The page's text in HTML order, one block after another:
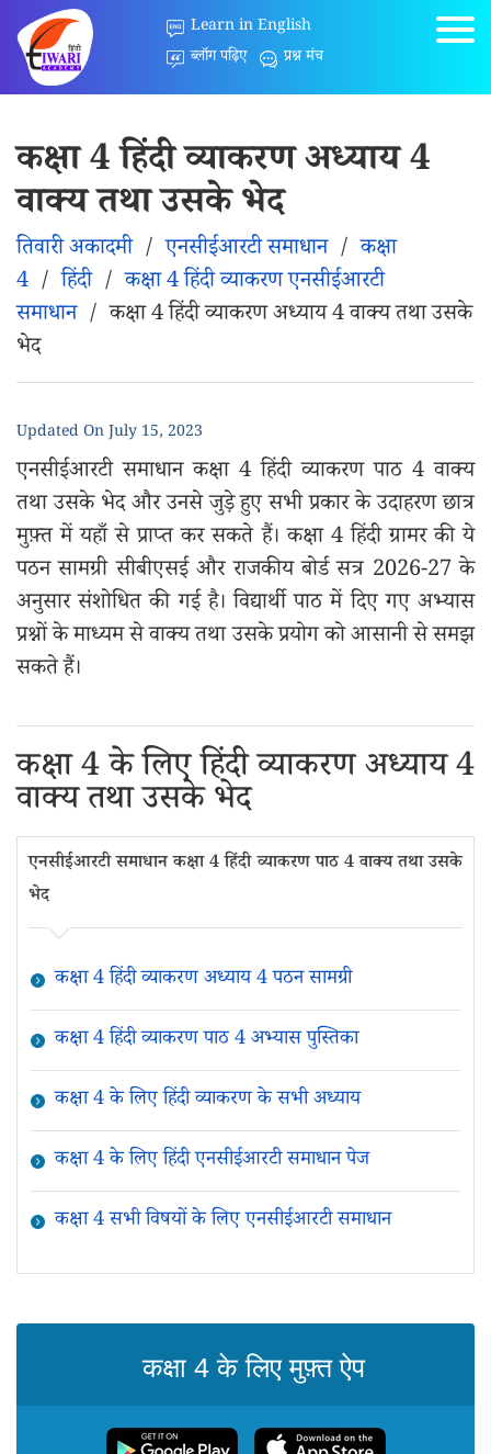
Learn in English
ब्लॉग पढ़िए
प्रश्न मंच
कक्षा 4 हिंदी व्याकरण अध्याय 4
वाक्य तथा उसके भेद
तिवारी अकादमी/एनसीईआरटी समाधान/कक्षा
4 /हिंदी/कक्षा 4 हिंदी व्याकरण एनसीईआरटी
समाधान/कक्षा 4 हिंदी व्याकरण अध्याय 4 वाक्य तथा उसके
भेद
Updated OnJuly 15, 2023
एनसीईआरटी समाधान कक्षा 4 हिंदी व्याकरण पाठ 4 वाक्य
तथा उसके भेद और उनसे जुड़े हुए सभी प्रकार के उदाहरण छात्र
मुफ़्त में यहाँ से प्राप्त कर सकते हैं। कक्षा 4 हिंदी ग्रामर की ये
पठन सामग्री सीबीएसई और राजकीय बोर्ड सत्र 2026-27 के
अनुसार संशोधित की गई है। विद्यार्थी पाठ में दिए गए अभ्यास
प्रश्नों के माध्यम से वाक्य तथा उसके प्रयोग को आसानी से समझ
सकते हैं।
कक्षा 4 के लिए हिंदी व्याकरण अध्याय 4
वाक्य तथा उसके भेद
एनसीईआरटी समाधान कक्षा 4 हिंदी व्याकरण पाठ 4 वाक्य तथा उसके
भेद
कक्षा 4 हिंदी व्याकरण अध्याय 4 पठन सामग्री
कक्षा 4 हिंदी व्याकरण पाठ 4 अभ्यास पुस्तिका
कक्षा 4 के लिए हिंदी व्याकरण के सभी अध्याय
कक्षा 4 के लिए हिंदी एनसीईआरटी समाधान पेज
कक्षा 4 सभी विषयों के लिए एनसीईआरटी समाधान
कक्षा 4 के लिए मुफ़्त ऐप